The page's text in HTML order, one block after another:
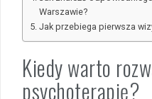
Warszawie?
Jak przebiega pierwsza
Kiedy warto
psychoterapię?